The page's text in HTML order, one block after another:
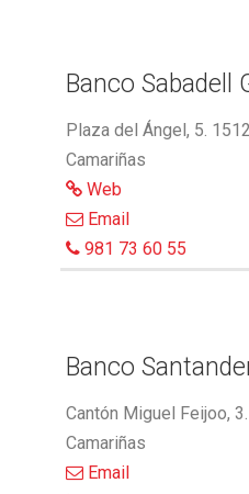
Banco Sabadell
Plaza del Ángel, 5.
Camariñas
Web
Email
981 73 60 55
Banco
Cantón Miguel Feijoo,
Camariñas
Email